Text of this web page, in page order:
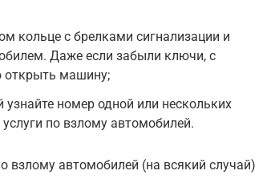
кольце с брелками сигнализации и
Даже если забыли ключи, с
открыть машину;
узнайте номер одной или нескольких
по взлому автомобилей.
взлому автомобилей (на всякий случай)